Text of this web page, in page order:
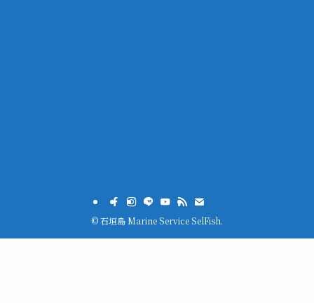
©石垣島 Marine Service SelFish.